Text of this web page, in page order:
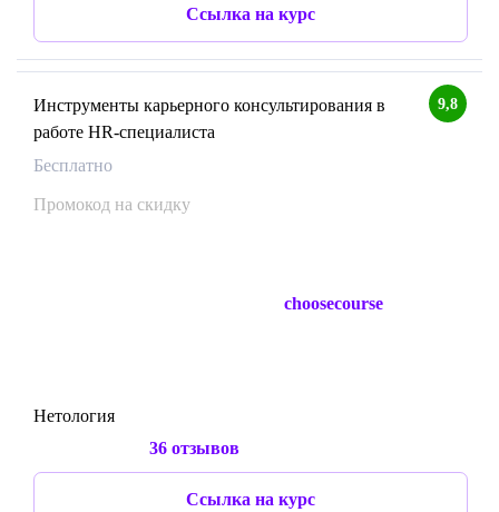
Ссылка на курс
9,8
Инструменты карьерного консультирования в
работе HR-специалиста
Бесплатно
Промокод на скидку
choosecourse
Нетология
36 отзывов
Ссылка на курс